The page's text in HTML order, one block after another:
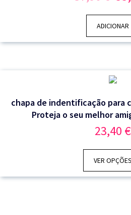
era:
ADICIONAR
chapa de indentificação para
Proteja o seu melhor
23,40 €
VER OPÇÕES